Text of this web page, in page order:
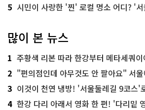
5 시민이 사랑한 '찐' 로컬 명소 어디? '서울
많이 본 뉴스
1 주황색 리본 따라 한강부터 메타세쿼이아 숲길
2 "편의점인데 아무것도 안 팔아요" 서울에서 가장
3 이것이 천연 냉방! '서울둘레길 9코스'
4 한강 다리 아래서 영화 한 편! '다리밑